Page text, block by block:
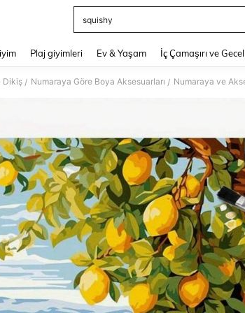
squishy
Plaj giyimleri Ev & Yaşam İç Çamaşırı ve
Dikiş / Numaraya Göre Boya Aksesuarları / Numaraya ve